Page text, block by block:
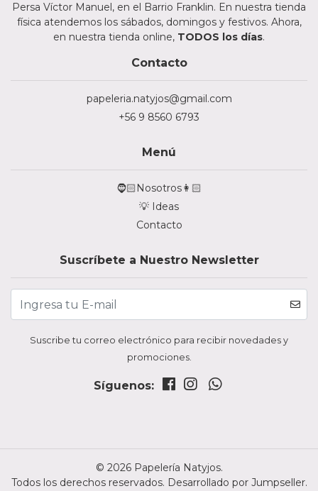
Persa Víctor Manuel, en el Barrio Franklin. En nuestra tienda
física atendemos los sábados, domingos y festivos. Ahora,
en nuestra tienda online, TODOS los días.
Contacto
papeleria.natyjos@gmail.com
+56 9 8560 6793
Menú
🧔🏻Nosotros👩🏻
💡 Ideas
Contacto
Suscríbete a Nuestro Newsletter
Suscribe tu correo electrónico para recibir novedades y
promociones.
Síguenos:
© 2026 Papelería Natyjos.
Todos los derechos reservados. Desarrollado por Jumpseller.